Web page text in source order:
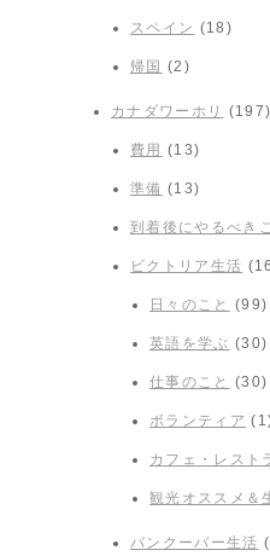
スペイン (18)
帰国 (2)
カナダワーホリ (197)
費用 (13)
準備 (13)
到着後にやるべき
ビクトリア生活
日々のこと (99)
英語を学ぶ (30)
仕事のこと (30)
ボランティア
カフェ・レスト
観光オススメ＆
バンクーバー生活